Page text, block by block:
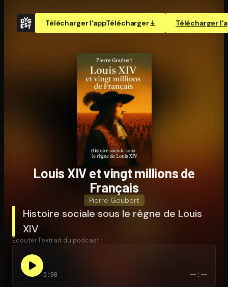
Télécharger l'appTélécharger Télécharger
Ouvre l'app Appareil photo, pointe sur le code. C'est gratuit à
Louis XIV et vingt millions de
Français
Pierre Goubert
Histoire sociale sous le règne de Louis
XIV
Écouter l'extrait du podcast :
0:00 --:--